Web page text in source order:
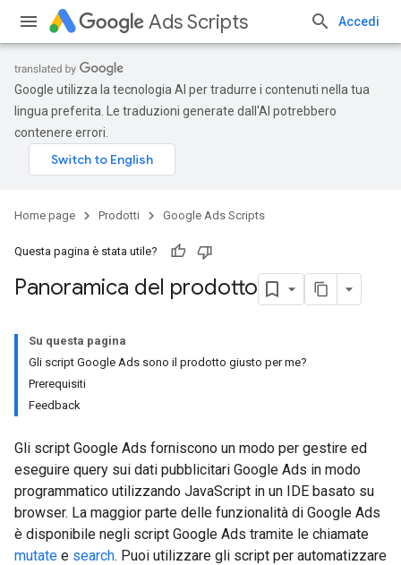
Ads Scripts Accedi
Google utilizza la tecnologia AI per tradurre i contenuti nella tua
lingua preferita. Le traduzioni generate dall'AI potrebbero
contenere errori.
Home page Prodotti Google Ads Scripts
Questa pagina è stata utile?
Panoramica del prodotto
Su questa pagina
Gli script Google Ads sono il prodotto giusto per me?
Prerequisiti
Feedback
Gli script Google Ads forniscono un modo per gestire ed
eseguire query sui dati pubblicitari Google Ads in modo
programmatico utilizzando JavaScript in un IDE basato su
browser. La maggior parte delle funzionalità di Google Ads
è disponibile negli script Google Ads tramite le chiamate
mutate e search. Puoi utilizzare gli script per automatizzare